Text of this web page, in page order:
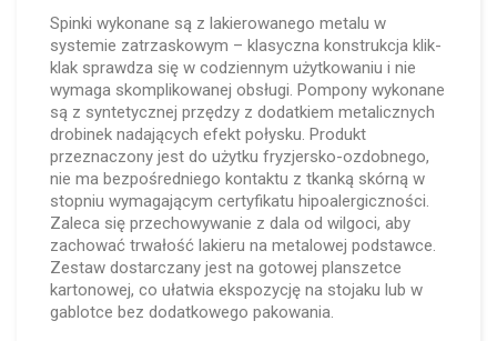
Spinki wykonane są z lakierowanego metalu w
systemie zatrzaskowym – klasyczna konstrukcja klik-
klak sprawdza się w codziennym użytkowaniu i nie
wymaga skomplikowanej obsługi. Pompony wykonane
są z syntetycznej przędzy z dodatkiem metalicznych
drobinek nadających efekt połysku. Produkt
przeznaczony jest do użytku fryzjersko-ozdobnego,
nie ma bezpośredniego kontaktu z tkanką skórną w
stopniu wymagającym certyfikatu hipoalergiczności.
Zaleca się przechowywanie z dala od wilgoci, aby
zachować trwałość lakieru na metalowej podstawce.
Zestaw dostarczany jest na gotowej planszetce
kartonowej, co ułatwia ekspozycję na stojaku lub w
gablotce bez dodatkowego pakowania.